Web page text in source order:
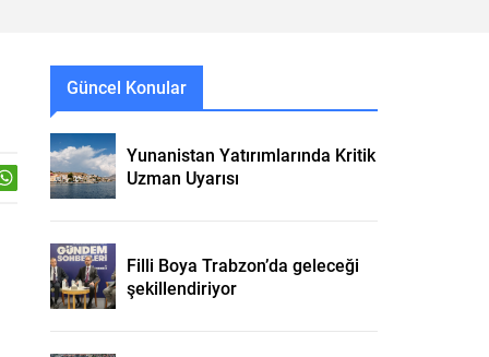
Güncel Konular
Yunanistan Yatırımlarında Kritik
Uzman Uyarısı
Filli Boya Trabzon’da geleceği
şekillendiriyor